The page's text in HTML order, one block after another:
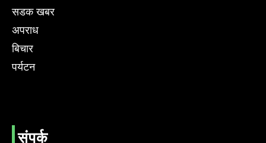
सडक खबर
अपराध
बिचार
पर्यटन
संपर्क